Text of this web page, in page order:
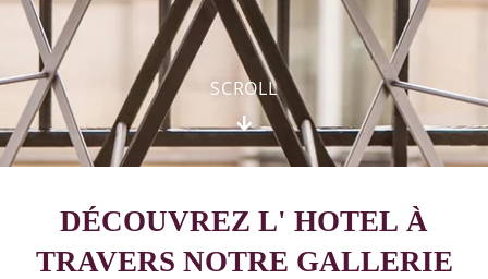
SCROLL
DÉCOUVREZ L' HOTEL À
TRAVERS NOTRE GALLERIE